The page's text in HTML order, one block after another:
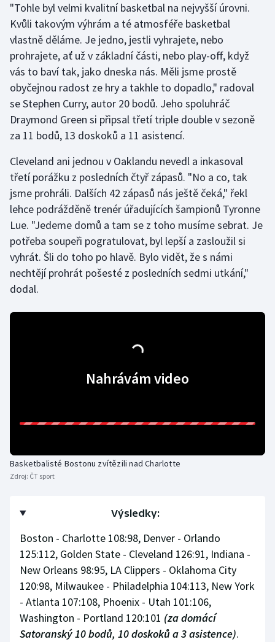
Stolní tenis
Triatlon
Veslování
Vodní slalom
Volejbal
Ostatní
"Tohle byl velmi kvalitní basketbal na nejvyšší úrovni.
Kvůli takovým výhrám a té atmosféře basketbal
vlastně děláme. Je jedno, jestli vyhrajete, nebo
prohrajete, ať už v základní části, nebo play-off, když
vás to baví tak, jako dneska nás. Měli jsme prostě
obyčejnou radost ze hry a takhle to dopadlo," radoval
se Stephen Curry, autor 20 bodů. Jeho spoluhráč
Draymond Green si připsal třetí triple double v sezoně
za 11 bodů, 13 doskoků a 11 asistencí.
Cleveland ani jednou v Oaklandu nevedl a inkasoval
třetí porážku z posledních čtyř zápasů. "No a co, tak
jsme prohráli. Dalších 42 zápasů nás ještě čeká," řekl
lehce podrážděně trenér úřadujících šampionů Tyronne
Lue. "Jedeme domů a tam se z toho musíme sebrat. Je
potřeba soupeři pogratulovat, byl lepší a zasloužil si
vyhrát. Šli do toho po hlavě. Bylo vidět, že s námi
nechtějí prohrát pošesté z posledních sedmi utkání,"
dodal.
Nahrávám video
Basketbalisté Bostonu zvítězili nad Charlotte
Zdroj: ČT sport
Výsledky:
Boston - Charlotte 108:98, Denver - Orlando
125:112, Golden State - Cleveland 126:91, Indiana -
New Orleans 98:95, LA Clippers - Oklahoma City
120:98, Milwaukee - Philadelphia 104:113, New York
- Atlanta 107:108, Phoenix - Utah 101:106,
Washington - Portland 120:101 (za domácí
Satoranský 10 bodů, 10 doskoků a 3 asistence).